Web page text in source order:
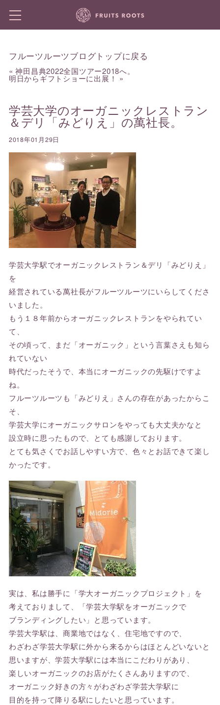
フルーツルーツブログトップに戻る
«神田昌典2022全国ツアー2018へ。
明日からギフトショーに出展！ »
学芸大学のオーガニックレストラン
＆デリ「みどりえ」の萬社長。
2018年01月29日
学芸大学駅でオーガニックレストラン＆デリ「みどりえ」
を
経営されている萬社長がフルーツルーツにいらしてくださ
いました。
もう１８年前からオーガニックレストランをやられてい
て、
その頃って、まだ「オーガニック」という言葉さえも知ら
れていない
時代だったそうで、本当にオーガニックの先駆けですよ
ね。
フルーツルーツも「みどりえ」さんの存在があったからこ
そ、
学芸大学にオーガニックサロンをやっても大丈夫かなと
設立時に思ったもので、とても感謝しております。
とても気さくでお話しやすい方で、色々とお話できて楽し
かったです。
実は、私は勝手に「学大オーガニックプロジェクト」を
考えておりまして、「学芸大学駅をオーガニックで
ブランディングしたい」と思っています。
学芸大学駅は、商業地ではなく、住宅地ですので、
わざわざ学芸大学駅に外から来るからはほとんどいないと
思いますが、学芸大学駅には本当にこだわりがあり、
楽しいオーガニックのお店がたくさんありますので、
オーガニック好きの方々がわざわざ学芸大学駅に
目的を持って降りる駅にしたいと思っています。